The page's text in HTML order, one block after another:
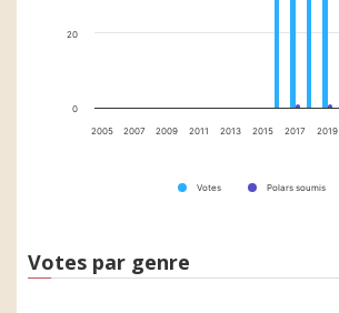
Votes Polars soumis
2005 2007 2009 2011 2013 2015 2017 2019
0
20
Votes par genre